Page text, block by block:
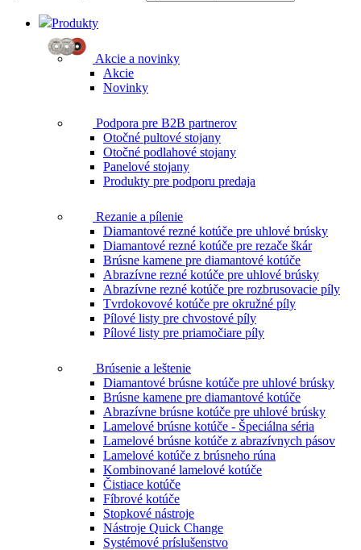
Produkty
Akcie a novinky
Akcie
Novinky
Podpora pre B2B partnerov
Otočné pultové stojany
Otočné podlahové stojany
Panelové stojany
Produkty pre podporu predaja
Rezanie a pílenie
Diamantové rezné kotúče pre uhlové brúsky
Diamantové rezné kotúče pre rezače škár
Brúsne kamene pre diamantové kotúče
Abrazívne rezné kotúče pre uhlové brúsky
Abrazívne rezné kotúče pre rozbrusovacie píly
Tvrdokovové kotúče pre okružné píly
Pílové listy pre chvostové píly
Pílové listy pre priamočiare píly
Brúsenie a leštenie
Diamantové brúsne kotúče pre uhlové brúsky
Brúsne kamene pre diamantové kotúče
Abrazívne brúsne kotúče pre uhlové brúsky
Lamelové brúsne kotúče - Špeciálna séria
Lamelové brúsne kotúče z abrazívnych pásov
Lamelové kotúče z brúsneho rúna
Kombinované lamelové kotúče
Čistiace kotúče
Fíbrové kotúče
Stopkové nástroje
Nástroje Quick Change
Systémové príslušenstvo